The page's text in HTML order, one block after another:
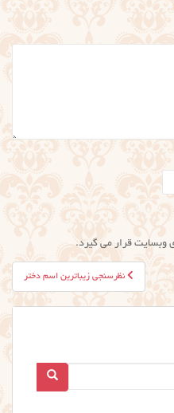
وبسایت قرار می گیرد.
نظرسنجی زیباترین اسم دختر